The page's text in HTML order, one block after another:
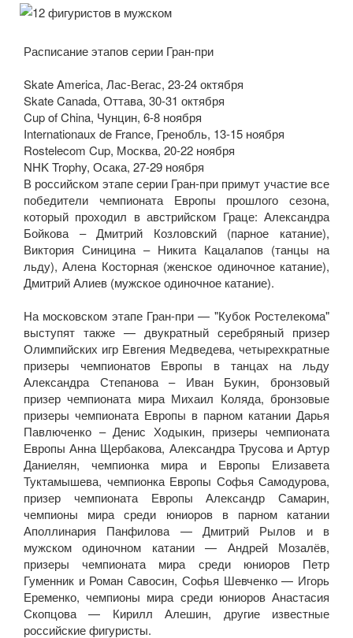
Расписание этапов серии Гран-при
Skate America, Лас-Вегас, 23-24 октября
Skate Canada, Оттава, 30-31 октября
Cup of China, Чунцин, 6-8 ноября
Internationaux de France, Гренобль, 13-15 ноября
Rostelecom Cup, Москва, 20-22 ноября
NHK Trophy, Осака, 27-29 ноября
В российском этапе серии Гран-при примут участие все
победители чемпионата Европы прошлого сезона,
который проходил в австрийском Граце: Александра
Бойкова – Дмитрий Козловский (парное катание),
Виктория Синицина – Никита Кацалапов (танцы на
льду), Алена Косторная (женское одиночное катание),
Дмитрий Алиев (мужское одиночное катание).
На московском этапе Гран-при — "Кубок Ростелекома"
выступят также — двукратный серебряный призер
Олимпийских игр Евгения Медведева, четырехкратные
призеры чемпионатов Европы в танцах на льду
Александра Степанова – Иван Букин, бронзовый
призер чемпионата мира Михаил Коляда, бронзовые
призеры чемпионата Европы в парном катании Дарья
Павлюченко – Денис Ходыкин, призеры чемпионата
Европы Анна Щербакова, Александра Трусова и Артур
Даниелян, чемпионка мира и Европы Елизавета
Туктамышева, чемпионка Европы Софья Самодурова,
призер чемпионата Европы Александр Самарин,
чемпионы мира среди юниоров в парном катании
Аполлинария Панфилова — Дмитрий Рылов и в
мужском одиночном катании — Андрей Мозалёв,
призеры чемпионата мира среди юниоров Петр
Гуменник и Роман Савосин, Софья Шевченко — Игорь
Еременко, чемпионы мира среди юниоров Анастасия
Скопцова — Кирилл Алешин, другие известные
российские фигуристы.